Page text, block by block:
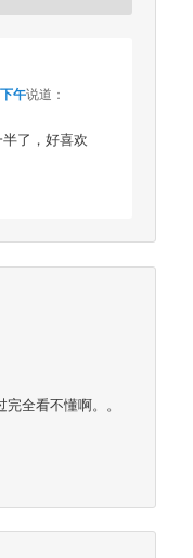
午说道：
了，好喜欢
全看不懂啊。。